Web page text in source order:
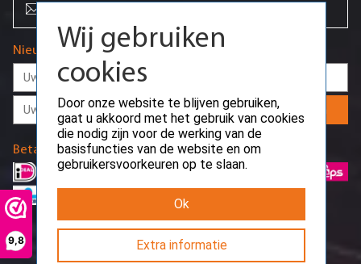
9,8
Nieuwsbrief
Aanmelden
Betaalmethodes
gaat u akkoord met het gebruik van cookies
die nodig zijn voor de werking van de
basisfuncties van de website en om
gebruikersvoorkeuren op te slaan.
Ok
Extra informatie
Request error